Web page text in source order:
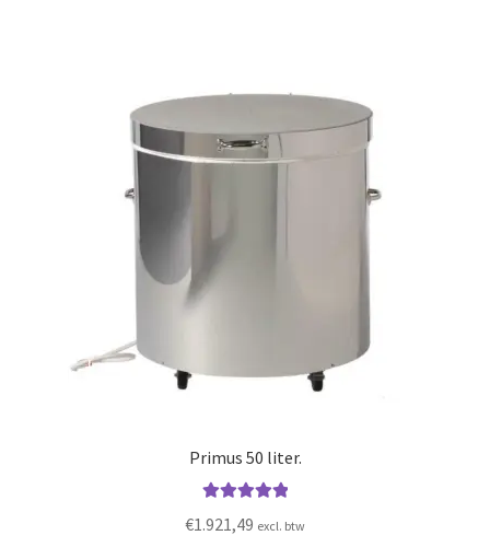
Primus 50 liter.
5.00
€1.921,49 excl. btw